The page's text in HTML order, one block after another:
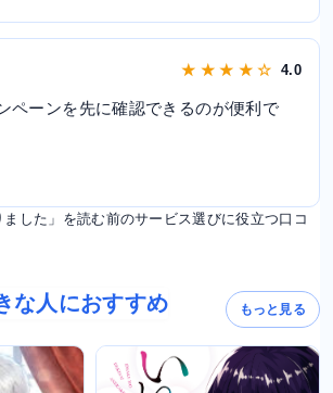
★ ★ ★ ★ ☆ 4.0
ペーンを先に確認できるのが便利で
ました」を読む前のサービス選びに役立つ口コ
な人におすすめ もっと見る